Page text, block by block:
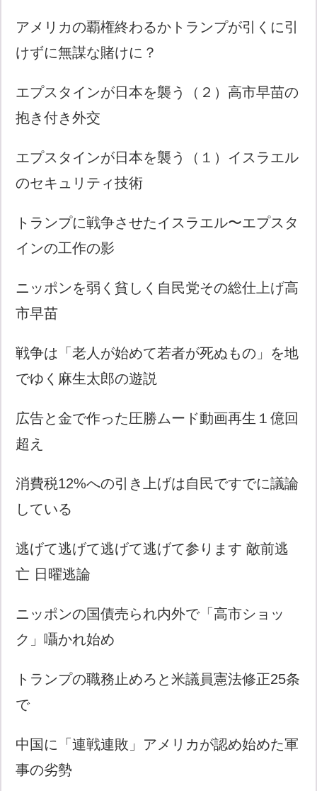
アメリカの覇権終わるかトランプが引くに引
けずに無謀な賭けに？
エプスタインが日本を襲う（２）高市早苗の
抱き付き外交
エプスタインが日本を襲う（１）イスラエル
のセキュリティ技術
トランプに戦争させたイスラエル〜エプスタ
インの工作の影
ニッポンを弱く貧しく自民党その総仕上げ高
市早苗
戦争は「老人が始めて若者が死ぬもの」を地
でゆく麻生太郎の遊説
広告と金で作った圧勝ムード動画再生１億回
超え
消費税12%への引き上げは自民ですでに議論
している
逃げて逃げて逃げて逃げて参ります 敵前逃
亡 日曜逃論
ニッポンの国債売られ内外で「高市ショッ
ク」囁かれ始め
トランプの職務止めろと米議員憲法修正25条
で
中国に「連戦連敗」アメリカが認め始めた軍
事の劣勢